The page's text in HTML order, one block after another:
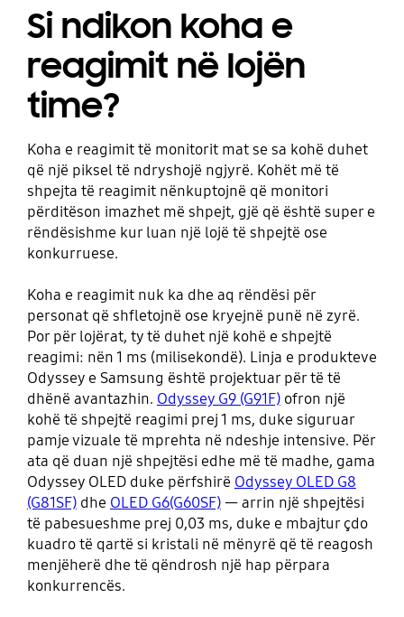
Si ndikon koha e
reagimit në lojën
time?
Koha e reagimit të monitorit mat se sa kohë duhet
që një piksel të ndryshojë ngjyrë. Kohët më të
shpejta të reagimit nënkuptojnë që monitori
përditëson imazhet më shpejt, gjë që është super e
rëndësishme kur luan një lojë të shpejtë ose
konkurruese.
Koha e reagimit nuk ka dhe aq rëndësi për
personat që shfletojnë ose kryejnë punë në zyrë.
Por për lojërat, ty të duhet një kohë e shpejtë
reagimi: nën 1 ms (milisekondë). Linja e produkteve
Odyssey e Samsung është projektuar për të të
dhënë avantazhin. Odyssey G9 (G91F)ofron një
kohë të shpejtë reagimi prej 1 ms, duke siguruar
pamje vizuale të mprehta në ndeshje intensive. Për
ata që duan një shpejtësi edhe më të madhe, gama
Odyssey OLED duke përfshirë Odyssey OLED G8
(G81SF)dhe OLED G6(G60SF)— arrin një shpejtësi
të pabesueshme prej 0,03 ms, duke e mbajtur çdo
kuadro të qartë si kristali në mënyrë që të reagosh
menjëherë dhe të qëndrosh një hap përpara
konkurrencës.